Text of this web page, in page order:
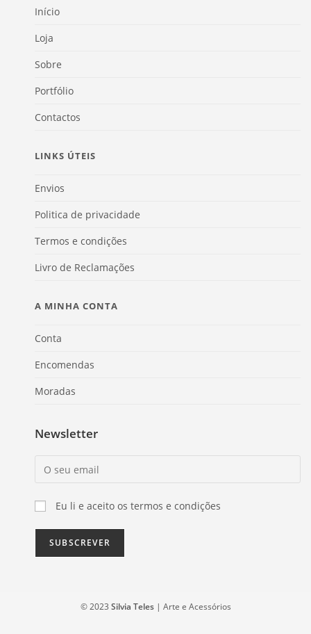
Início
Loja
Sobre
Portfólio
Contactos
LINKS ÚTEIS
Envios
Politica de privacidade
Termos e condições
Livro de Reclamações
A MINHA CONTA
Conta
Encomendas
Moradas
Newsletter
Eu li e aceito os termos e condições
© 2023 Silvia Teles| Arte e Acessórios